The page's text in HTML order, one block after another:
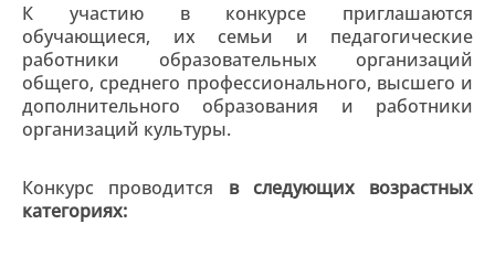
К участию в конкурсе приглашаются
обучающиеся, их семьи и педагогические
работники образовательных организаций
общего, среднего профессионального, высшего и
дополнительного образования и работники
организаций культуры.
Конкурс проводится в следующих возрастных
категориях: